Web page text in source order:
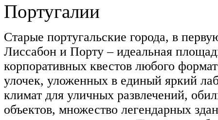
Старые португальские города, в
Лиссабон и Порту – идеальная
корпоративных квестов любого
улочек, уложенных в единый яркий
климат для уличных развлечений,
объектов, множество легендарных